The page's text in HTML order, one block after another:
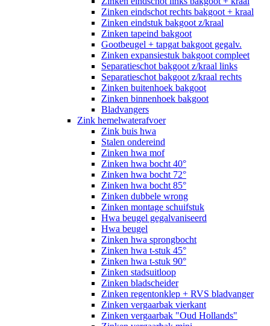
Zinken eindschot rechts bakgoot + kraal
Zinken eindstuk bakgoot z/kraal
Zinken tapeind bakgoot
Gootbeugel + tapgat bakgoot gegalv.
Zinken expansiestuk bakgoot compleet
Separatieschot bakgoot z/kraal links
Separatieschot bakgoot z/kraal rechts
Zinken buitenhoek bakgoot
Zinken binnenhoek bakgoot
Bladvangers
Zink hemelwaterafvoer
Zink buis hwa
Stalen ondereind
Zinken hwa mof
Zinken hwa bocht 40°
Zinken hwa bocht 72°
Zinken hwa bocht 85°
Zinken dubbele wrong
Zinken montage schuifstuk
Hwa beugel gegalvaniseerd
Hwa beugel
Zinken hwa sprongbocht
Zinken hwa t-stuk 45°
Zinken hwa t-stuk 90°
Zinken stadsuitloop
Zinken bladscheider
Zinken regentonklep + RVS bladvanger
Zinken vergaarbak vierkant
Zinken vergaarbak "Oud Hollands"